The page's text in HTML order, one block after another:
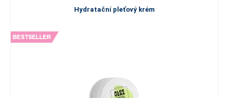
Hydratační pleťový krém